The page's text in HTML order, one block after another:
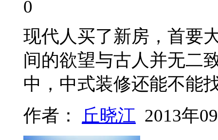
0
现代人买了新房，首要
间的欲望与古人并无二
中，中式装修还能不
作者：
丘晓江 2013年